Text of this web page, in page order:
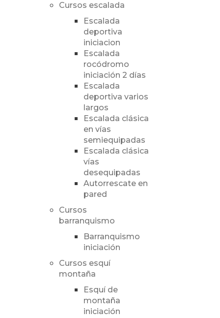
Cursos escalada
Escalada
deportiva
iniciacion
Escalada
rocódromo
iniciación 2 días
Escalada
deportiva varios
largos
Escalada clásica
en vías
semiequipadas
Escalada clásica
vías
desequipadas
Autorrescate en
pared
Cursos
barranquismo
Barranquismo
iniciación
Cursos esquí
montaña
Esquí de
montaña
iniciación